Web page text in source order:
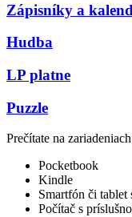
Zápisníky a
Hudba
LP platne
Puzzle
Prečítate na
Pocketbook
Kindle
Smartfón či tablet
Počítač s